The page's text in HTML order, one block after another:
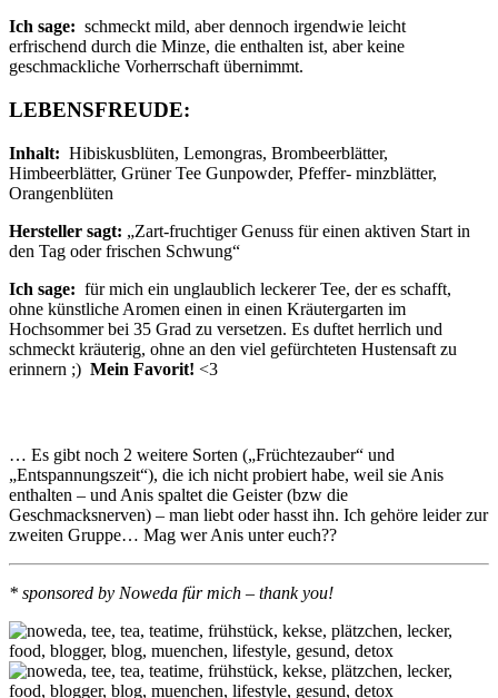
Ich sage: schmeckt mild, aber dennoch irgendwie leicht
erfrischend durch die Minze, die enthalten ist, aber keine
geschmackliche Vorherrschaft übernimmt.
LEBENSFREUDE:
Inhalt: Hibiskusblüten, Lemongras, Brombeerblätter,
Himbeerblätter, Grüner Tee Gunpowder, Pfeffer- minzblätter,
Orangenblüten
Hersteller sagt: „Zart-fruchtiger Genuss für einen aktiven Start in
den Tag oder frischen Schwung“
Ich sage: für mich ein unglaublich leckerer Tee, der es schafft,
ohne künstliche Aromen einen in einen Kräutergarten im
Hochsommer bei 35 Grad zu versetzen. Es duftet herrlich und
schmeckt kräuterig, ohne an den viel gefürchteten Hustensaft zu
erinnern ;) Mein Favorit! <3
… Es gibt noch 2 weitere Sorten („Früchtezauber“ und
„Entspannungszeit“), die ich nicht probiert habe, weil sie Anis
enthalten – und Anis spaltet die Geister (bzw die
Geschmacksnerven) – man liebt oder hasst ihn. Ich gehöre leider zur
zweiten Gruppe… Mag wer Anis unter euch??
* sponsored by Noweda für mich – thank you!